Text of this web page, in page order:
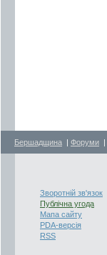
Бершадщина | Форуми |
Зворотній зв'язок
Публічна угода
Мапа сайту
PDA-версія
RSS